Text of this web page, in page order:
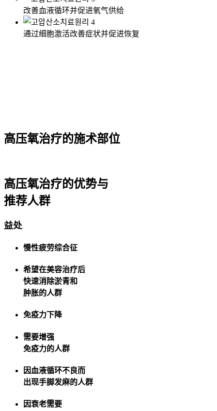
改善血液循环并促进氧气供给
通过细胞激活改善症状并促进恢复
高压氧治疗的施术部位
高压氧治疗的优势与
推荐人群
益处
慢性疲劳综合征
希望在美容治疗后
快速消除淤青和
肿胀的人群
免疫力下降
需要增强
免疫力的人群
因血液循环不良而
出现手脚发麻的人群
因衰老需要